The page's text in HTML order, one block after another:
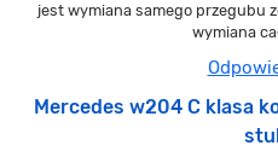
jest wymiana samego przegubu
wymiana
Mercedes w204 C klasa